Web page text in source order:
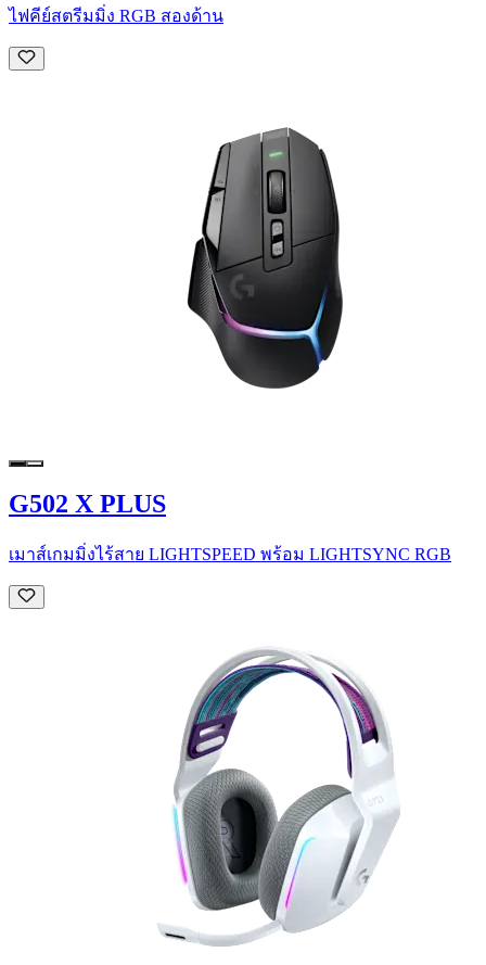
ไฟคีย์สตรีมมิ่ง RGB สองด้าน
G502 X PLUS
เมาส์เกมมิ่งไร้สาย LIGHTSPEED พร้อม LIGHTSYNC RGB